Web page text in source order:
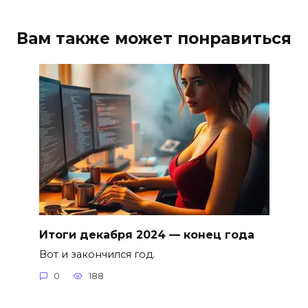
Вам также может понравиться
Итоги декабря 2024 — конец года
Вот и закончился год.
0 188